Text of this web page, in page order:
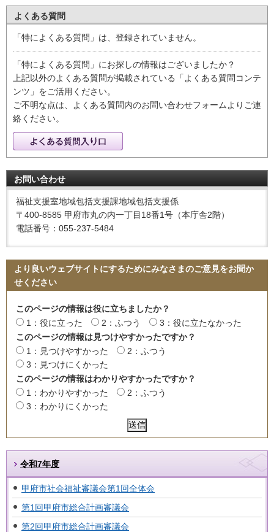
よくある質問
「特によくある質問」は、登録されていません。
「特によくある質問」にお探しの情報はございましたか？
上記以外のよくある質問が掲載されている「よくある質問コンテ
ンツ」をご活用ください。
ご不明な点は、よくある質問内のお問い合わせフォームよりご連
絡ください。
お問い合わせ
福祉支援室地域包括支援課地域包括支援係
〒400-8585 甲府市丸の内一丁目18番1号（本庁舎2階）
電話番号：055-237-5484
より良いウェブサイトにするためにみなさまのご意見をお聞か
せください
このページの情報は役に立ちましたか？
1：役に立った
2：ふつう
3：役に立たなかった
このページの情報は見つけやすかったですか？
1：見つけやすかった
2：ふつう
3：見つけにくかった
このページの情報はわかりやすかったですか？
1：わかりやすかった
2：ふつう
3：わかりにくかった
令和7年度
甲府市社会福祉審議会第1回全体会
第1回甲府市総合計画審議会
第2回甲府市総合計画審議会